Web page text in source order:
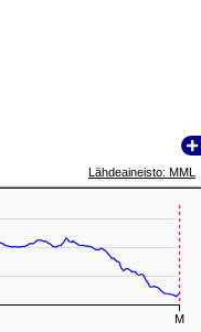
Lähdeaineisto: MML
M